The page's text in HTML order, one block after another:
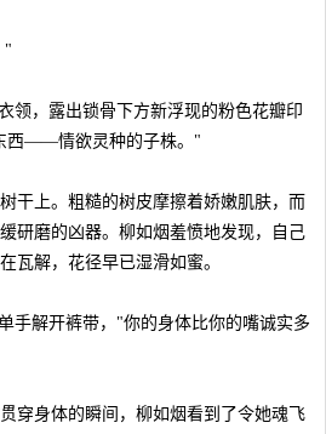
"
，露出锁骨下方新浮现的粉色花瓣印
西——情欲灵种的子株。"
上。粗糙的树皮摩擦着娇嫩肌肤，而
研磨的凶器。柳如烟羞愤地发现，自己
瓦解，花径早已湿滑如蜜。
解开裤带，"你的身体比你的嘴诚实多
身体的瞬间，柳如烟看到了令她魂飞